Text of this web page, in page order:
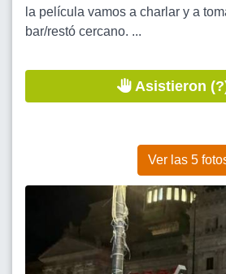
la película vamos a charlar y a
bar/restó cercano. ...
Asistieron
Ver las 5